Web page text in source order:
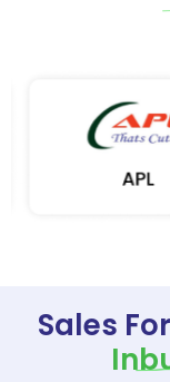
Sales